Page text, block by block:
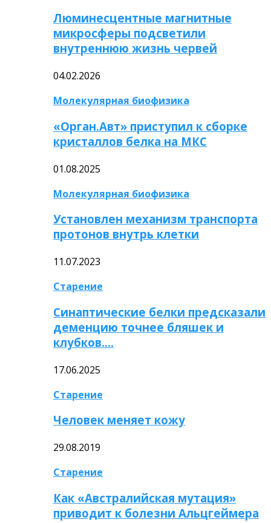
Люминесцентные магнитные
микросферы подсветили
внутреннюю жизнь червей
04.02.2026
Молекулярная биофизика
«Орган.Авт» приступил к сборке
кристаллов белка на МКС
01.08.2025
Молекулярная биофизика
Установлен механизм транспорта
протонов внутрь клетки
11.07.2023
Старение
Синаптические белки предсказали
деменцию точнее бляшек и
клубков….
17.06.2025
Старение
Человек меняет кожу
29.08.2019
Старение
Как «Австралийская мутация»
приводит к болезни Альцгеймера